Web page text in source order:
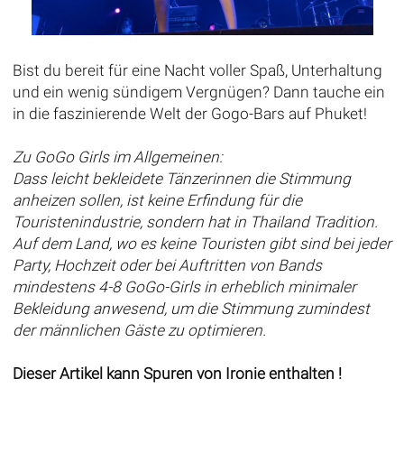
Bist du bereit für eine Nacht voller Spaß, Unterhaltung
und ein wenig sündigem Vergnügen? Dann tauche ein
in die faszinierende Welt der Gogo-Bars auf Phuket!
Zu GoGo Girls im Allgemeinen:
Dass leicht bekleidete Tänzerinnen die Stimmung
anheizen sollen, ist keine Erfindung für die
Touristenindustrie, sondern hat in Thailand Tradition.
Auf dem Land, wo es keine Touristen gibt sind bei jeder
Party, Hochzeit oder bei Auftritten von Bands
mindestens 4-8 GoGo-Girls in erheblich minimaler
Bekleidung anwesend, um die Stimmung zumindest
der männlichen Gäste zu optimieren.
Dieser Artikel kann Spuren von Ironie enthalten !